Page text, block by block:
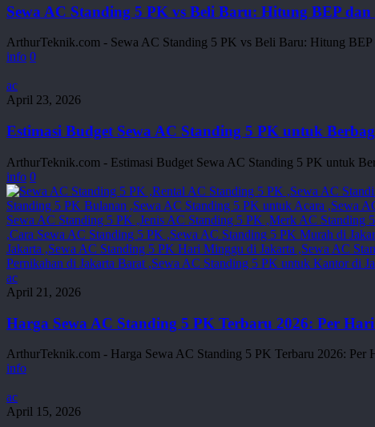
5
PK
vs
Beli
Baru:
Hitung
BEP
dan
Mengapa
Sewa
Cerdas
untuk
Event
Sewa AC Standing 5 PK vs Beli Baru: Hitung BEP
ArthurTeknik.com - Sewa AC Standing 5 PK vs Beli Baru: Hitung
info 0
Estimasi
Budget
AC
Standing
5
PK
untuk
Berbagai
Jenis
Acara
(Pernikahan,
Seminar,
Pameran)
ac
April 23, 2026
Estimasi Budget Sewa AC Standing 5 PK untuk
ArthurTeknik.com - Estimasi Budget Sewa AC Standing 5 PK untuk
info 0
Harga
Sewa
Standing
5
PK
Terbaru
2026:
Per
Hari
ac
April 21, 2026
Harga Sewa AC Standing 5 PK Terbaru 2026: Per
ArthurTeknik.com - Harga Sewa AC Standing 5 PK Terbaru 2026: Per
info
Tingkatkan
Kenyamanan
ac
April 15, 2026